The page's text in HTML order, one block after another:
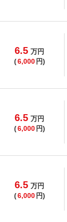
6.5 万円
(6,000 円)
6.5 万円
(6,000 円)
6.5 万円
(6,000 円)